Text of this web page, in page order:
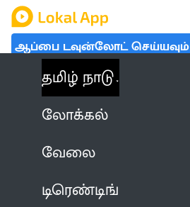
ஆப்பை டவுன்லோட் செய்யவும்
தமிழ் நாடு
லோக்கல்
வேலை
டிரெண்டிங்